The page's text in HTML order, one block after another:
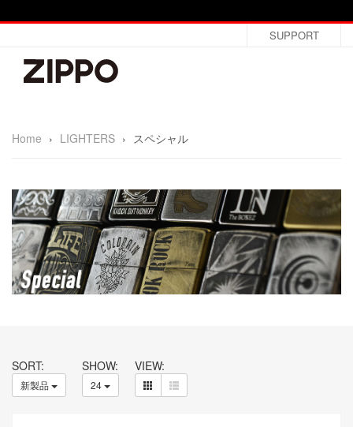
SUPPORT
Home › LIGHTERS › スペシャル
SORT:
新製品
SHOW:
24
VIEW: